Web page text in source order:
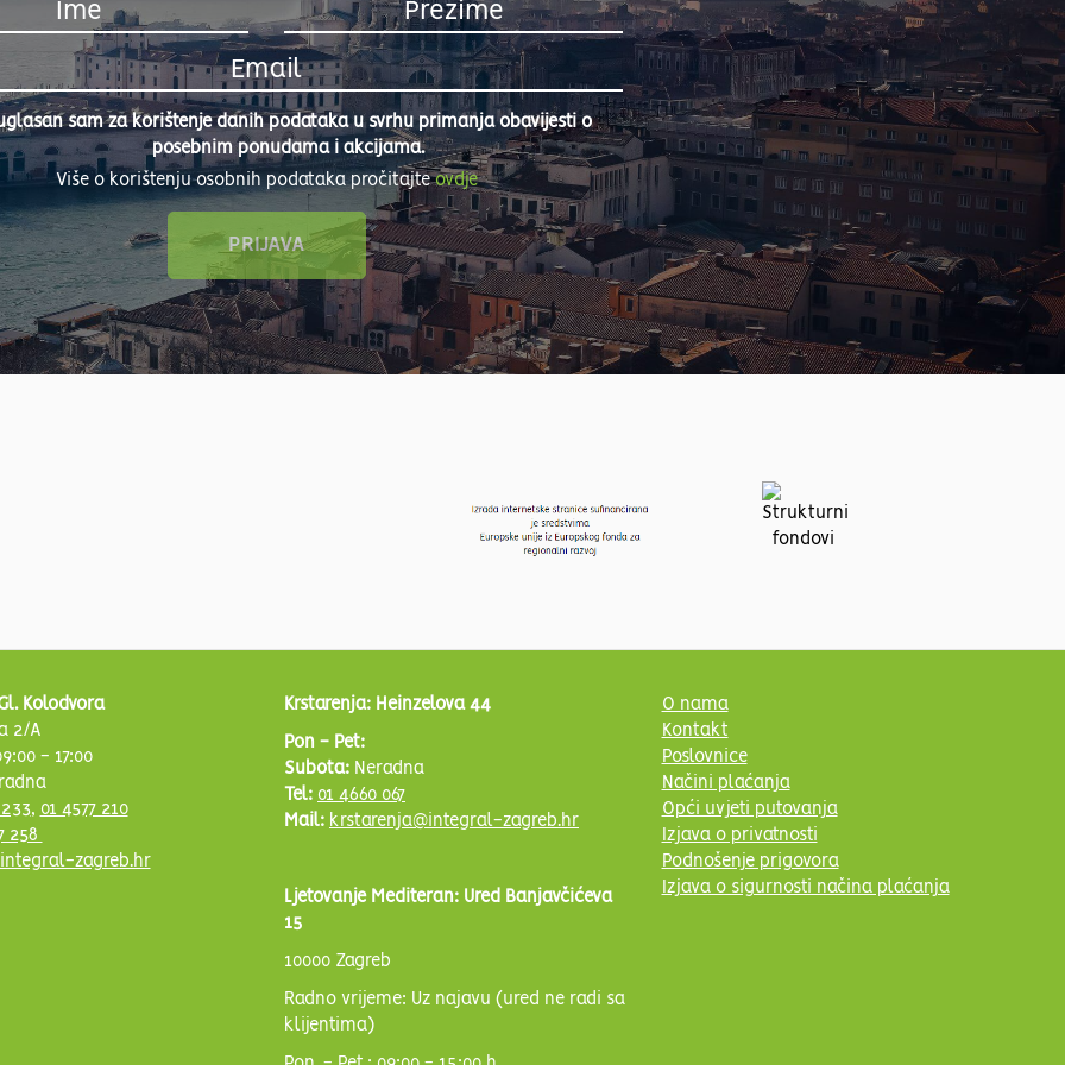
sam za korištenje danih podataka u svrhu primanja obavijesti o
posebnim ponudama i akcijama.
Više o korištenju osobnih podataka pročitajteovdje
Kolodvora
2/A
- 17:00
233, 01 4577 210
258
zagreb.hr
Krstarenja: Heinzelova 44
Pon - Pet:
Subota: Neradna
Tel: 01 4660 067
Mail: krstarenja@integral-zagreb.hr
Ljetovanje Mediteran: Ured Banjavčićeva
15
10000 Zagreb
Radno vrijeme: Uz najavu (ured ne radi sa
klijentima)
O nama
Kontakt
Poslovnice
Načini plaćanja
Opći uvjeti putovanja
Izjava o privatnosti
Podnošenje prigovora
Izjava o sigurnosti načina plaćanja